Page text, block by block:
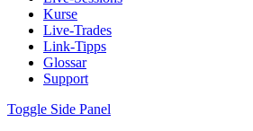
Kurse
Live-Trades
Link-Tipps
Glossar
Support
Toggle Side Panel